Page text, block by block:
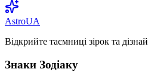
AstroUA
Відкрийте таємниці зірок та
Знаки Зодіаку